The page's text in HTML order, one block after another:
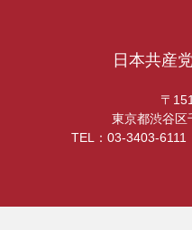
日本共産
〒
東京都渋谷区
TEL：03-3403-